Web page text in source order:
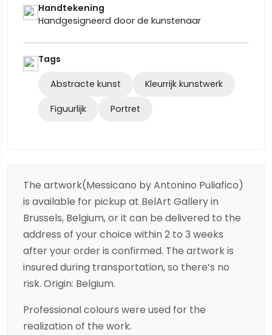
Handtekening
Handgesigneerd door de kunstenaar
Tags
Abstracte kunst Kleurrijk kunstwerk
Figuurlijk Portret
The artwork(Messicano by Antonino Puliafico)
is available for pickup at BelArt Gallery in
Brussels, Belgium, or it can be delivered to the
address of your choice within 2 to 3 weeks
after your order is confirmed. The artwork is
insured during transportation, so there’s no
risk. Origin: Belgium.
Professional colours were used for the
realization of the work.